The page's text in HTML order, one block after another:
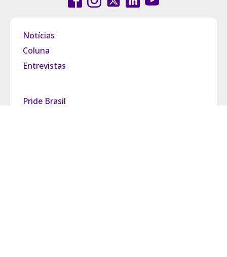
Notícias
Coluna
Entrevistas
Pride Brasil